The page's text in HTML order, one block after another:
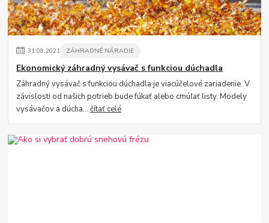
31.08.2021 ZÁHRADNÉ NÁRADIE
Ekonomický záhradný vysávač s funkciou dúchadla
Záhradný vysávač s funkciou dúchadla je viacúčelové zariadenie. V
závislosti od našich potrieb bude fúkať alebo cmúľať listy. Modely
vysávačov a dúcha...čítať celé